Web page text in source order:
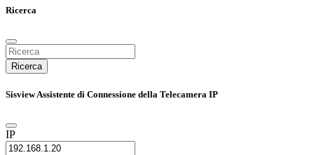
Ricerca
Ricerca
Sisview Assistente di Connessione della Telecamera IP
IP